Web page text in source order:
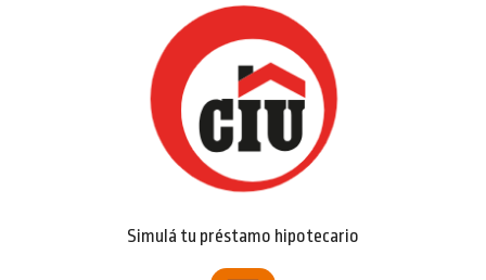
Simulá tu préstamo hipotecario